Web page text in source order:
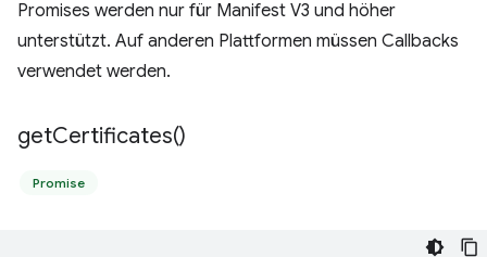
Promises werden nur für Manifest V3 und höher
unterstützt. Auf anderen Plattformen müssen Callbacks
verwendet werden.
getCertificates()
Promise